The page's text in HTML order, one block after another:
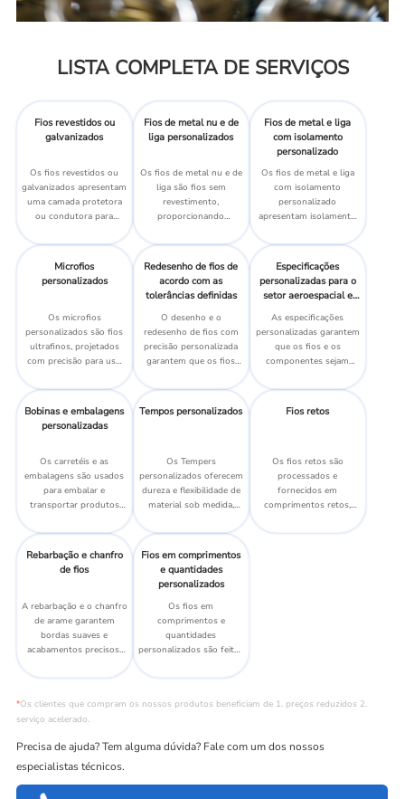
LISTA COMPLETA DE SERVIÇOS
Fios revestidos ou
galvanizados
Os fios revestidos ou
galvanizados apresentam
uma camada protetora
ou condutora para
a condutividade e a
Fios de metal nu e de
liga personalizados
Os fios de metal nu e de
liga são fios sem
revestimento,
proporcionando
resistência brutas para
Fios de metal e liga
com isolamento
personalizado
Os fios de metal e liga
com isolamento
personalizado
apresentam isolamento
melhorar o desempenho
elétrico, a segurança e a
durabilidade.
Microfios
personalizados
Os microfios
personalizados são fios
ultrafinos, projetados
com precisão para uso
precisão.
Redesenho de fios de
acordo com as
tolerâncias definidas
O desenho e o
redesenho de fios com
precisão personalizada
garantem que os fios
tolerâncias exatas,
proporcionando precisão
e consistência.
Especificações
personalizadas para o
setor aeroespacial e
As especificações
personalizadas garantem
que os fios e os
componentes sejam
às diretrizes e aos
setores aeroespacial e
Bobinas e embalagens
personalizadas
Os carretéis e as
embalagens são usados
para embalar e
transportar produtos
armazenamento seguro e
fácil manuseio.
Tempos personalizados
Os Tempers
personalizados oferecem
dureza e flexibilidade de
material sob medida,
desempenho para
aplicações específicas em
vários setores.
Fios retos
Os fios retos são
processados e
fornecidos em
comprimentos retos,
facilidade de uso para
Rebarbação e chanfro
de fios
A rebarbação e o chanfro
de arame garantem
bordas suaves e
acabamentos precisos,
aos requisitos específicos
Fios em comprimentos
e quantidades
personalizados
Os fios em
comprimentos e
quantidades
personalizados são feitos
às necessidades
oferecendo flexibilidade
*Os clientes que compram os nossos produtos beneficiam de 1. preços reduzidos 2.
serviço acelerado.
Precisa de ajuda? Tem alguma dúvida? Fale com um dos nossos
especialistas técnicos.